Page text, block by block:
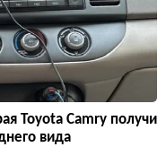
Toyota Camry получи
вида